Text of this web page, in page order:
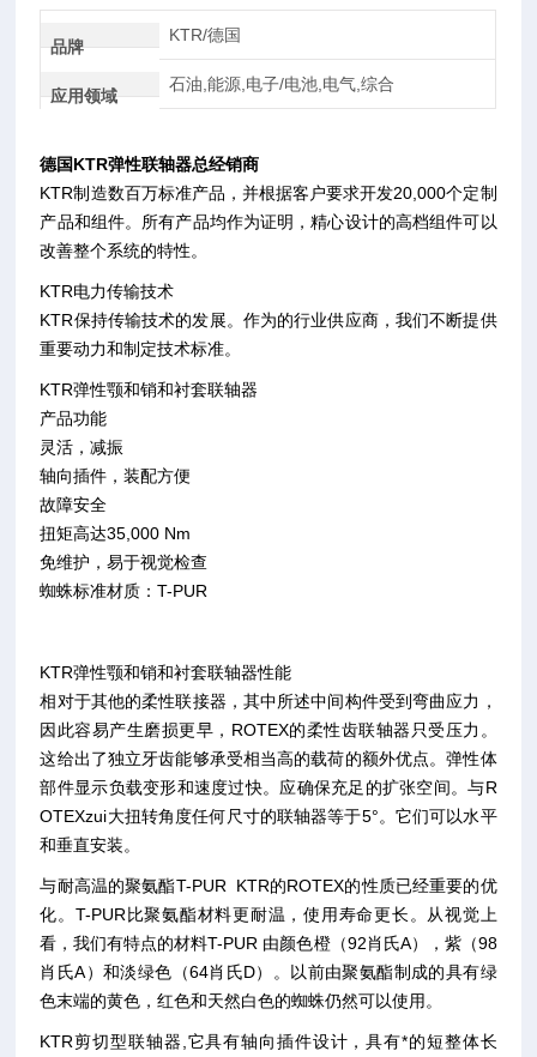
品牌
KTR/德国
应用领域
石油,能源,电子/电池,电气,综合
德国KTR弹性联轴器总经销商
KTR制造数百万标准产品，并根据客户要求开发20,000个定制
产品和组件。所有产品均作为证明，精心设计的高档组件可以
改善整个系统的特性。
KTR电力传输技术
KTR保持传输技术的发展。作为的行业供应商，我们不断提供
重要动力和制定技术标准。
KTR弹性颚和销和衬套联轴器
产品功能
灵活，减振
轴向插件，装配方便
故障安全
扭矩高达35,000 Nm
免维护，易于视觉检查
蜘蛛标准材质：T-PUR
KTR弹性颚和销和衬套联轴器性能
相对于其他的柔性联接器，其中所述中间构件受到弯曲应力，
因此容易产生磨损更早，ROTEX的柔性齿联轴器只受压力。
这给出了独立牙齿能够承受相当高的载荷的额外优点。弹性体
部件显示负载变形和速度过快。应确保充足的扩张空间。与R
OTEXzui大扭转角度任何尺寸的联轴器等于5°。它们可以水平
和垂直安装。
与耐高温的聚氨酯T-PUR KTR的ROTEX的性质已经重要的优
化。T-PUR比聚氨酯材料更耐温，使用寿命更长。从视觉上
看，我们有特点的材料T-PUR 由颜色橙（92肖氏A），紫（98
肖氏A）和淡绿色（64肖氏D）。以前由聚氨酯制成的具有绿
色末端的黄色，红色和天然白色的蜘蛛仍然可以使用。
KTR剪切型联轴器,它具有轴向插件设计，具有*的短整体长